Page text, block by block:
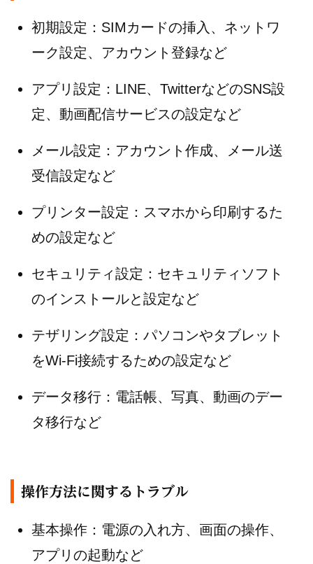
初期設定：SIMカードの挿入、ネットワ
ーク設定、アカウント登録など
アプリ設定：LINE、TwitterなどのSNS設
定、動画配信サービスの設定など
メール設定：アカウント作成、メール送
受信設定など
プリンター設定：スマホから印刷するた
めの設定など
セキュリティ設定：セキュリティソフト
のインストールと設定など
テザリング設定：パソコンやタブレット
をWi-Fi接続するための設定など
データ移行：電話帳、写真、動画のデー
タ移行など
操作方法に関するトラブル
基本操作：電源の入れ方、画面の操作、
アプリの起動など